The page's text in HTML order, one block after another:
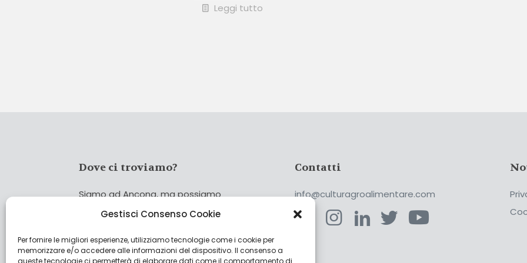
Gestisci Consenso Cookie
Per fornire le migliori esperienze, utilizziamo tecnologie come i cookie per
memorizzare e/o accedere alle informazioni del dispositivo. Il consenso a
queste tecnologie ci permetterà di elaborare dati come il comportamento di
Leggi tutto
Dove ci troviamo?
Siamo ad Ancona, ma possiamo
coprire tutta Italia!
Cerca
Cerca
Contatti
info@culturagroalimentare.com